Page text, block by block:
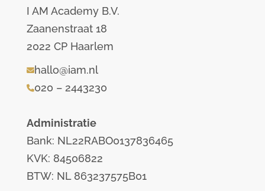
I AM Academy B.V.
Zaanenstraat 18
2022 CP Haarlem
hallo@iam.nl
020 – 2443230
Administratie
Bank: NL22RABO0137836465
KVK: 84506822
BTW: NL 863237575B01